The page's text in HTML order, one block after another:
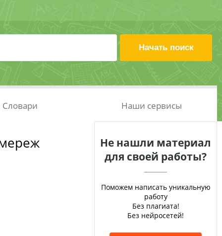
Словари Наши сервисы
Не нашли материал
для своей работы?
Поможем написать уникальную
работу
Без плагиата!
Без нейросетей!